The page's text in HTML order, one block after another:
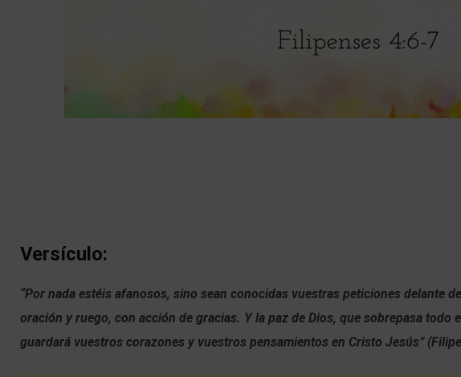
Versículo:
“Por nada estéis afanosos, sino sean conocidas vuestras peticiones delante
oración y ruego, con acción de gracias. Y la paz de Dios, que sobrepasa todo
guardará vuestros corazones y vuestros pensamientos en Cristo Jesús”